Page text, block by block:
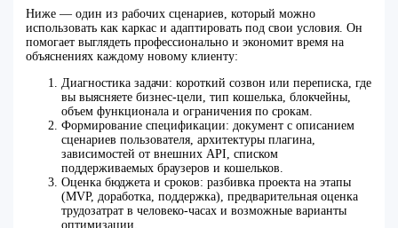
Ниже — один из рабочих сценариев, который можно
использовать как каркас и адаптировать под свои условия. Он
помогает выглядеть профессионально и экономит время на
объяснениях каждому новому клиенту:
Диагностика задачи: короткий созвон или переписка, где
вы выясняете бизнес-цели, тип кошелька, блокчейны,
объем функционала и ограничения по срокам.
Формирование спецификации: документ с описанием
сценариев пользователя, архитектуры плагина,
зависимостей от внешних API, списком
поддерживаемых браузеров и кошельков.
Оценка бюджета и сроков: разбивка проекта на этапы
(MVP, доработка, поддержка), предварительная оценка
трудозатрат в человеко-часах и возможные варианты
оптимизации.